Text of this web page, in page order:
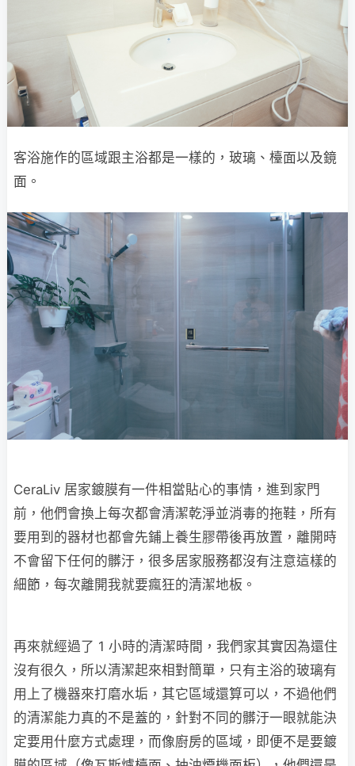
客浴施作的區域跟主浴都是一樣的，玻璃、檯面以及鏡
面。
CeraLiv 居家鍍膜有一件相當貼心的事情，進到家門
前，他們會換上每次都會清潔乾淨並消毒的拖鞋，所有
要用到的器材也都會先鋪上養生膠帶後再放置，離開時
不會留下任何的髒汙，很多居家服務都沒有注意這樣的
細節，每次離開我就要瘋狂的清潔地板。
再來就經過了 1 小時的清潔時間，我們家其實因為還住
沒有很久，所以清潔起來相對簡單，只有主浴的玻璃有
用上了機器來打磨水垢，其它區域還算可以，不過他們
的清潔能力真的不是蓋的，針對不同的髒汙一眼就能決
定要用什麼方式處理，而像廚房的區域，即便不是要鍍